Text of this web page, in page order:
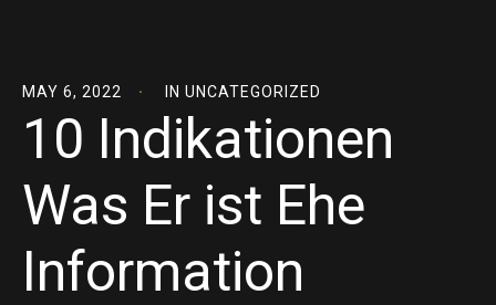
MAY 6, 2022 IN UNCATEGORIZED
10 Indikationen
Was Er ist Ehe
Information